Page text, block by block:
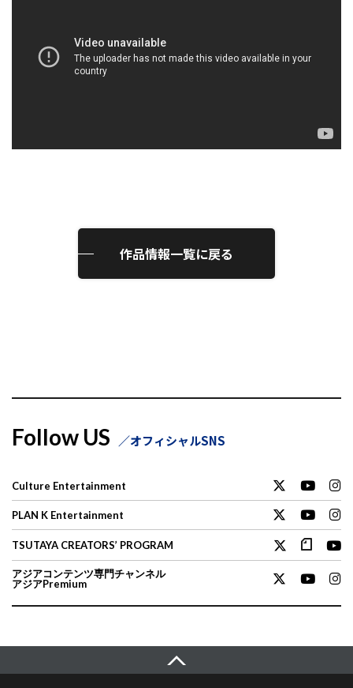
作品情報一覧に戻る
Follow US オフィシャルSNS
Culture Entertainment
PLAN K Entertainment
TSUTAYA CREATORS’ PROGRAM
アジアコンテンツ専門チャンネル
アジアPremium